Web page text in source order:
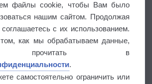
файлы cookie, чтобы Вам было
нашим сайтом. Продолжая
с их использованием.
как мы обрабатываем данные,
прочитать в
.
самостоятельно ограничить или